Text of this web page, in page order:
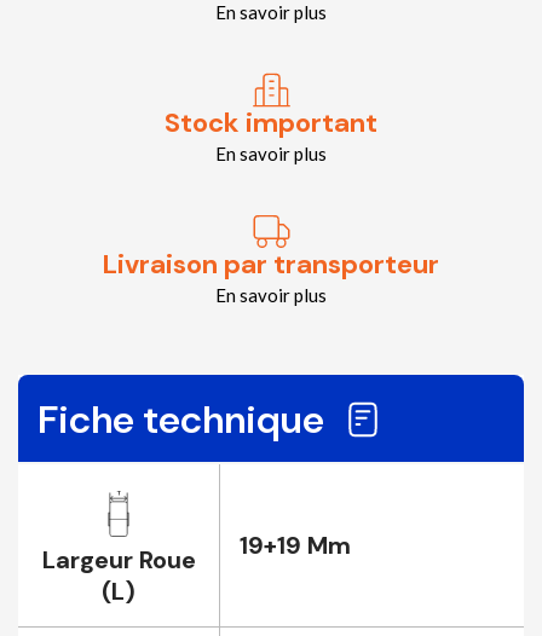
En savoir plus
Stock important
En savoir plus
Livraison par transporteur
En savoir plus
Fiche technique
Largeur Roue
(L)
19+19 Mm